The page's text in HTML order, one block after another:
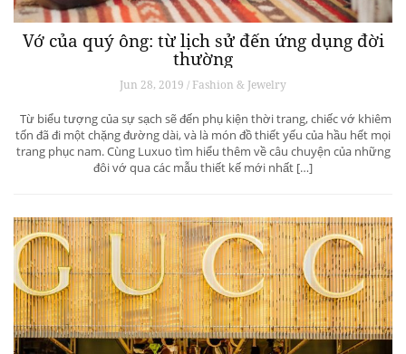
Vớ của quý ông: từ lịch sử đến ứng dụng đời
thường
Jun 28, 2019 / Fashion & Jewelry
Từ biểu tượng của sự sạch sẽ đến phụ kiện thời trang, chiếc vớ khiêm
tốn đã đi một chặng đường dài, và là món đồ thiết yếu của hầu hết mọi
trang phục nam. Cùng Luxuo tìm hiểu thêm về câu chuyện của những
đôi vớ qua các mẫu thiết kế mới nhất […]